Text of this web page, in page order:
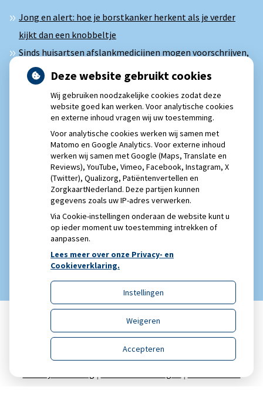
Jong en alert: hoe je borstkanker herkent als je verder
kijkt dan een knobbeltje
Sinds huisartsen afslankmedicijnen mogen voorschrijven,
neemt gebruik toe
Eigen risico gaat onder toekomstig kabinet omhoog
Schurft sinds corona geen vergeten ziekte meer: aantal
uitbraken fors gestegen
Deze website gebruikt cookies
Wij gebruiken noodzakelijke cookies zodat deze
website goed kan werken. Voor analytische cookies
en externe inhoud vragen wij uw toestemming.
Voor analytische cookies werken wij samen met
Matomo en Google Analytics. Voor externe inhoud
werken wij samen met Google (Maps, Translate en
Reviews), YouTube, Vimeo, Facebook, Instagram, X
(Twitter), Qualizorg, Patiëntenvertellen en
ZorgkaartNederland. Deze partijen kunnen
gegevens zoals uw IP-adres verwerken.
Via Cookie-instellingen onderaan de website kunt u
op ieder moment uw toestemming intrekken of
aanpassen.
Lees meer over onze Privacy- en
Cookieverklaring.
Instellingen
Weigeren
Accepteren